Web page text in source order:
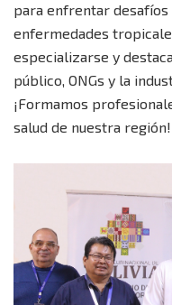
para enfrentar
enfermedades
especializarse y
público, ONGs y la
¡Formamos
salud de nuestra región!